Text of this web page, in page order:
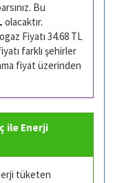
Bu
olacaktır.
Fiyatı 34.68 TL
farklı şehirler
fiyat üzerinden
ile Enerji
tüketen